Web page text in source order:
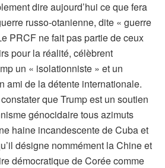
dire aujourd’hui ce que fera
russo-otanienne, dite « guerre
PRCF ne fait pas partie de ceux
pour la réalité, célèbrent
un « isolationniste » et un
ami de la détente internationale.
que Trump est un soutien
génocidaire tous azimuts
haine incandescente de Cuba et
désigne nommément la Chine et
démocratique de Corée comme